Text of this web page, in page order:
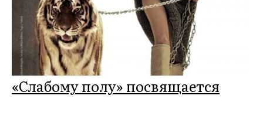
«Слабому полу» посвящается